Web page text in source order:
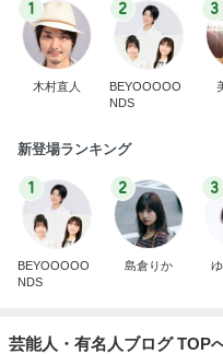
1
木村直人
2
BEYOOOOO
NDS
3
新登場ランキング
1
BEYOOOOO
NDS
2
島倉りか
3
芸能人・有名人ブログ TOP